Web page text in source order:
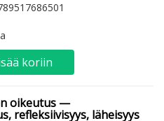
koriin
oikeutus —
refleksiivisyys, läheisyys